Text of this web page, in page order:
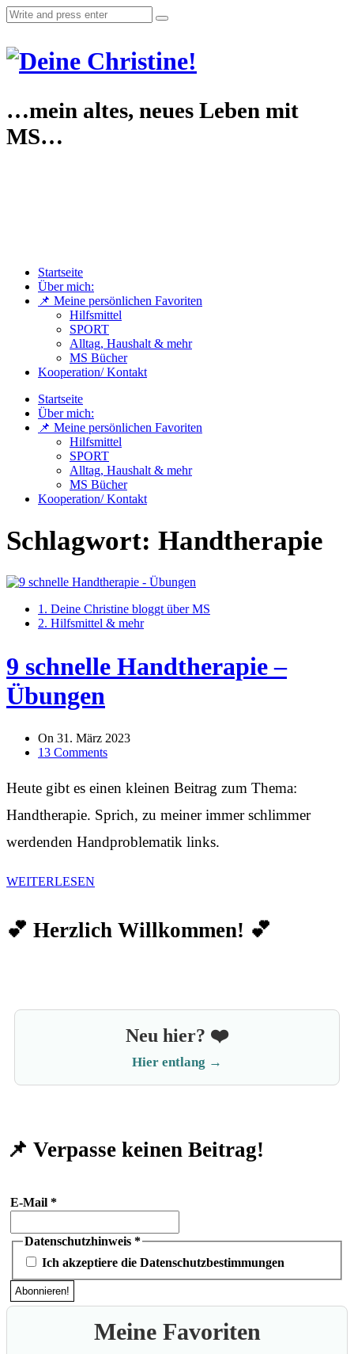
…mein altes, neues Leben mit
MS…
Startseite
Über mich:
📌 Meine persönlichen Favoriten
Hilfsmittel
SPORT
Alltag, Haushalt & mehr
MS Bücher
Kooperation/ Kontakt
Startseite
Über mich:
📌 Meine persönlichen Favoriten
Hilfsmittel
SPORT
Alltag, Haushalt & mehr
MS Bücher
Kooperation/ Kontakt
Schlagwort: Handtherapie
1. Deine Christine bloggt über MS
2. Hilfsmittel & mehr
9 schnelle Handtherapie –
Übungen
On 31. März 2023
13 Comments
Heute gibt es einen kleinen Beitrag zum Thema:
Handtherapie. Sprich, zu meiner immer schlimmer
werdenden Handproblematik links.
WEITERLESEN
💕 Herzlich Willkommen! 💕
Neu hier? ❤️
Hier entlang →
📌 Verpasse keinen Beitrag!
E-Mail *
Datenschutzhinweis *
Ich akzeptiere die Datenschutzbestimmungen
Meine Favoriten